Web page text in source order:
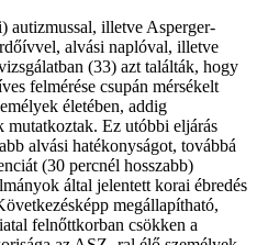
autizmussal, illetve Asperger-
alvási naplóval, illetve
(33) azt találták, hogy
felmérése csupán mérsékelt
életében, addig
mutatkoztak. Ez utóbbi eljárás
alvási hatékonyságot, továbbá
(30 percnél hosszabb)
által jelentett korai ébredés
megállapítható,
felnőttkorban csökken a